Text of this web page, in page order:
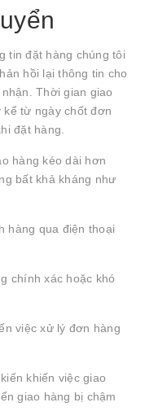
tin đặt hàng chúng tôi
hồi lại thông tin cho
Thời gian giao
từ ngày chốt đơn
đặt hàng.
hàng kéo dài hơn
bất khả kháng như
hàng qua điện thoại
chính xác hoặc khó
việc xử lý đơn hàng
khiến việc giao
giao hàng bị chậm